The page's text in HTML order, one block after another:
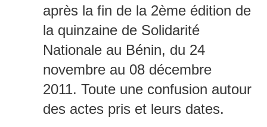
après la fin de la 2ème édition de
la quinzaine de Solidarité
Nationale au Bénin, du 24
novembre au 08 décembre
2011. Toute une confusion autour
des actes pris et leurs dates.